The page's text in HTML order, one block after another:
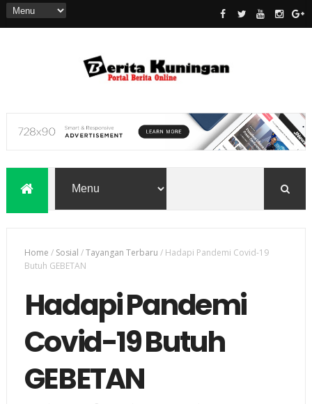
Home / Sosial /Tayangan Terbaru / Hadapi Pandemi Covid-19
Butuh GEBETAN
Hadapi Pandemi
Covid-19 Butuh
GEBETAN